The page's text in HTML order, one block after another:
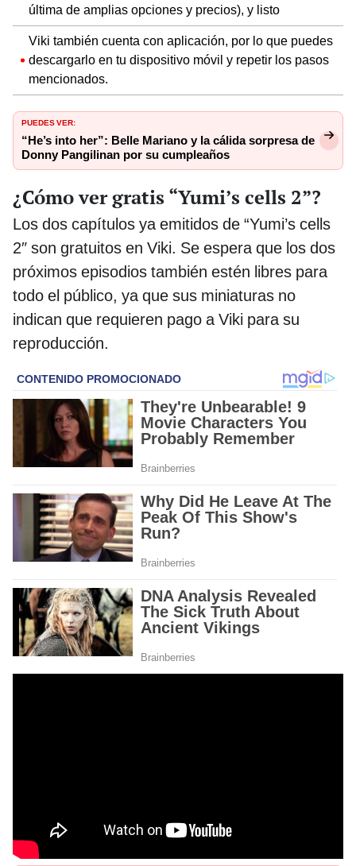
última de amplias opciones y precios), y listo
Viki también cuenta con aplicación, por lo que puedes
descargarlo en tu dispositivo móvil y repetir los pasos
mencionados.
PUEDES VER:
“He’s into her”: Belle Mariano y la cálida sorpresa de
Donny Pangilinan por su cumpleaños
¿Cómo ver gratis “Yumi’s cells 2”?
Los dos capítulos ya emitidos de “Yumi’s cells
2″ son gratuitos en Viki. Se espera que los dos
próximos episodios también estén libres para
todo el público, ya que sus miniaturas no
indican que requieren pago a Viki para su
reproducción.